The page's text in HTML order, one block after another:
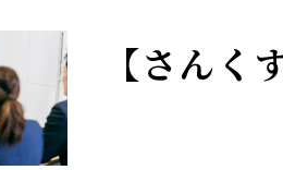
【さんく